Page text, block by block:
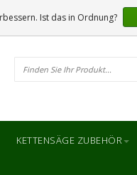
KETTENSÄGE ZUBEHÖR
Ist das in Ordnung?